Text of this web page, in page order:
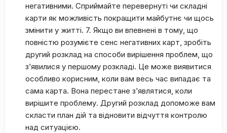
негативними. Сприймайте перевернуті чи складні
карти як можливість покращити майбутнє чи щось
змінити у житті. 7. Якщо ви впевнені в тому, що
повністю розумієте сенс негативних карт, зробіть
другий розклад на способи вирішення проблем, що
з’явилися у першому розкладі. Це може виявитися
особливо корисним, коли вам весь час випадає та
сама карта. Вона перестане з’являтися, коли
вирішите проблему. Другий розклад допоможе вам
скласти план дій та відновити відчуття контролю
над ситуацією.